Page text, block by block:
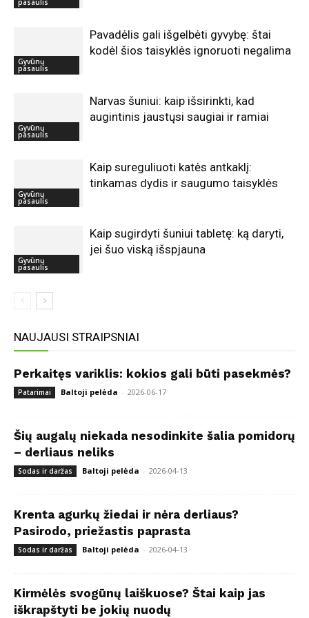
pasaulis
Gyvūnų
pasaulis
Pavadėlis gali išgelbėti gyvybę: štai
kodėl šios taisyklės ignoruoti negalima
Gyvūnų
pasaulis
Narvas šuniui: kaip išsirinkti, kad
augintinis jaustųsi saugiai ir ramiai
Gyvūnų
pasaulis
Kaip sureguliuoti katės antkaklį:
tinkamas dydis ir saugumo taisyklės
Gyvūnų
pasaulis
Kaip sugirdyti šuniui tabletę: ką daryti,
jei šuo viską išspjauna
NAUJAUSI STRAIPSNIAI
Perkaitęs variklis: kokios gali būti pasekmės?
Patarimai Baltoji pelėda - 2026-06-17
Šių augalų niekada nesodinkite šalia pomidorų
– derliaus neliks
Sodas ir daržas Baltoji pelėda - 2026-04-13
Krenta agurkų žiedai ir nėra derliaus?
Pasirodo, priežastis paprasta
Sodas ir daržas Baltoji pelėda - 2026-04-13
Kirmėlės svogūnų laiškuose? Štai kaip jas
iškrapštyti be jokių nuodų